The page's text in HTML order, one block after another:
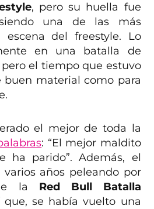
, pero su huella fue
una de las más
escena del freestyle. Lo
en una batalla de
el tiempo que estuvo
buen material como para
el mejor de toda la
: “El mejor maldito
ha parido”. Además, el
años peleando por
la Red Bull Batalla
que, se había vuelto una